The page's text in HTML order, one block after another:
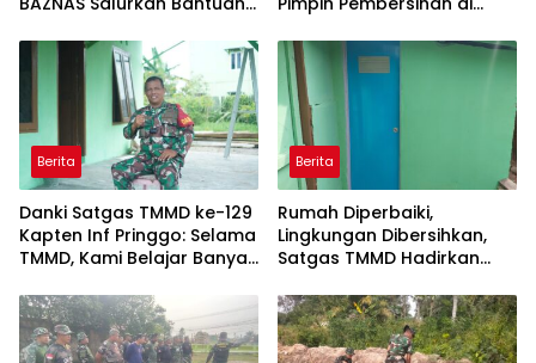
Harong
Berita
Danki Satgas TMMD ke-129
Kapten Inf Pringgo: Selama
TMMD, Kami Belajar Banyak
Berita
Rumah Diperbaiki,
Lingkungan Dibersihkan,
Satgas TMMD Hadirkan
Karyo